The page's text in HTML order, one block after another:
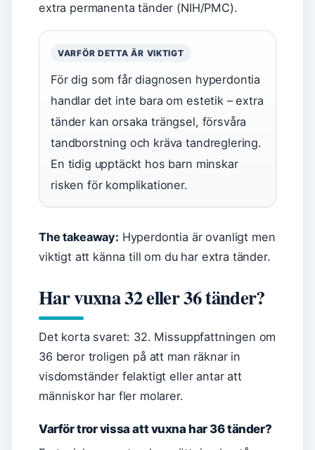
extra permanenta tänder (NIH/PMC).
VARFÖR DETTA ÄR VIKTIGT
För dig som får diagnosen hyperdontia
handlar det inte bara om estetik – extra
tänder kan orsaka trängsel, försvåra
tandborstning och kräva tandreglering.
En tidig upptäckt hos barn minskar
risken för komplikationer.
The takeaway: Hyperdontia är ovanligt men
viktigt att känna till om du har extra tänder.
Har vuxna 32 eller 36 tänder?
Det korta svaret: 32. Missuppfattningen om
36 beror troligen på att man räknar in
visdomständer felaktigt eller antar att
människor har fler molarer.
Varför tror vissa att vuxna har 36 tänder?